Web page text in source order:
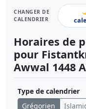
CHANGER DE
CALENDRIER
Horaires de
pour
Awwal 1448
Type de calendrier
Grégorien